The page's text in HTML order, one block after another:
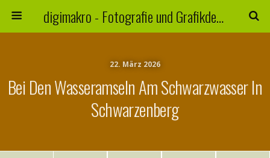
digimakro - Fotografie und Grafikdesign
22. März 2026
Bei Den Wasseramseln Am Schwarzwasser In
Schwarzenberg